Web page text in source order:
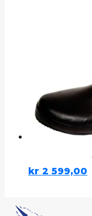
kr 2 599,00